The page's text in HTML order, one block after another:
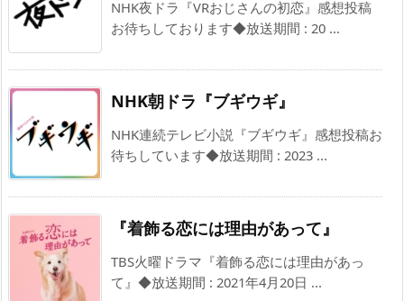
NHK夜ドラ『VRおじさんの初恋』感想投稿
お待ちしております◆放送期間 : 20 ...
NHK朝ドラ『ブギウギ』
NHK連続テレビ小説『ブギウギ』感想投稿お
待ちしています◆放送期間 : 2023 ...
『着飾る恋には理由があって』
TBS火曜ドラマ『着飾る恋には理由があっ
て』◆放送期間 : 2021年4月20日 ...